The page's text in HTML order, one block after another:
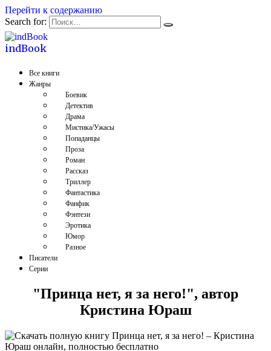
Перейти к содержанию
Search for:
indBook
Все книги
Жанры
Боевик
Детектив
Драма
Мистика/Ужасы
Попаданцы
Проза
Роман
Рассказ
Триллер
Фантастика
Фанфик
Фэнтези
Эротика
Юмор
Разное
Писатели
Серии
"Принца нет, я за него!", автор
Кристина Юраш